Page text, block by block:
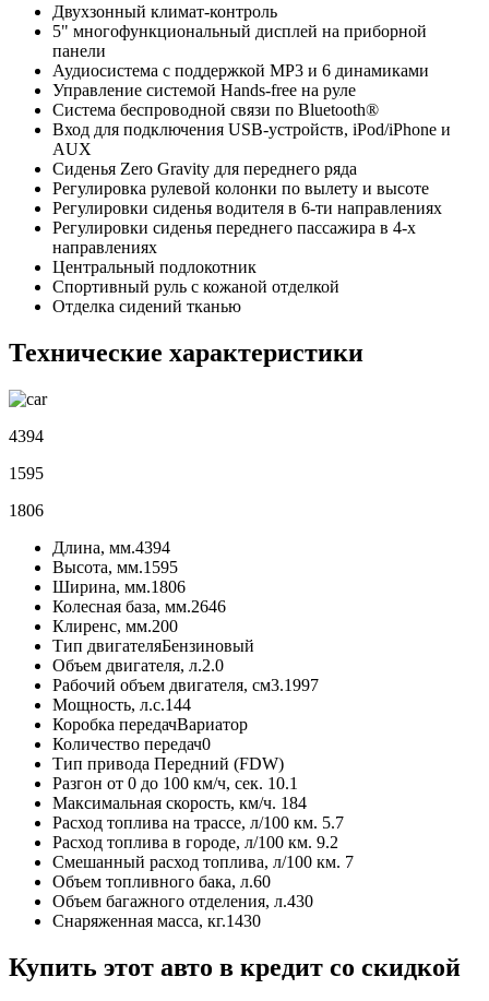
Двухзонный климат-контроль
5" многофункциональный дисплей на приборной
панели
Аудиосистема с поддержкой MP3 и 6 динамиками
Управление системой Hands-free на руле
Система беспроводной связи по Bluetooth®
Вход для подключения USB-устройств, iPod/iPhone и
AUX
Сиденья Zero Gravity для переднего ряда
Регулировка рулевой колонки по вылету и высоте
Регулировки сиденья водителя в 6-ти направлениях
Регулировки сиденья переднего пассажира в 4-х
направлениях
Центральный подлокотник
Спортивный руль с кожаной отделкой
Отделка сидений тканью
Технические характеристики
4394
1595
1806
Длина, мм.4394
Высота, мм.1595
Ширина, мм.1806
Колесная база, мм.2646
Клиренс, мм.200
Тип двигателяБензиновый
Объем двигателя, л.2.0
Рабочий объем двигателя, см3.1997
Мощность, л.с.144
Коробка передачВариатор
Количество передач0
Тип привода Передний (FDW)
Разгон от 0 до 100 км/ч, сек. 10.1
Максимальная скорость, км/ч. 184
Расход топлива на трассе, л/100 км. 5.7
Расход топлива в городе, л/100 км. 9.2
Смешанный расход топлива, л/100 км. 7
Объем топливного бака, л.60
Объем багажного отделения, л.430
Снаряженная масса, кг.1430
Купить этот авто в кредит со скидкой